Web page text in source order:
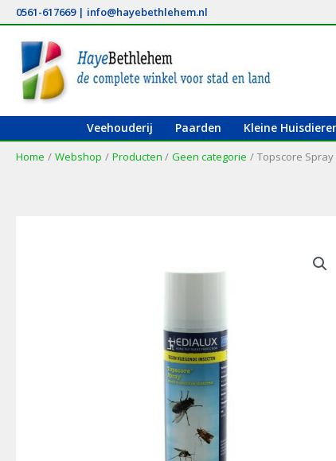
naar
inhoud
0561-617669| info@hayebethlehem.nl
Veehouderij Paarden Kleine
Home Webshop Producten Geen categorie Topscore